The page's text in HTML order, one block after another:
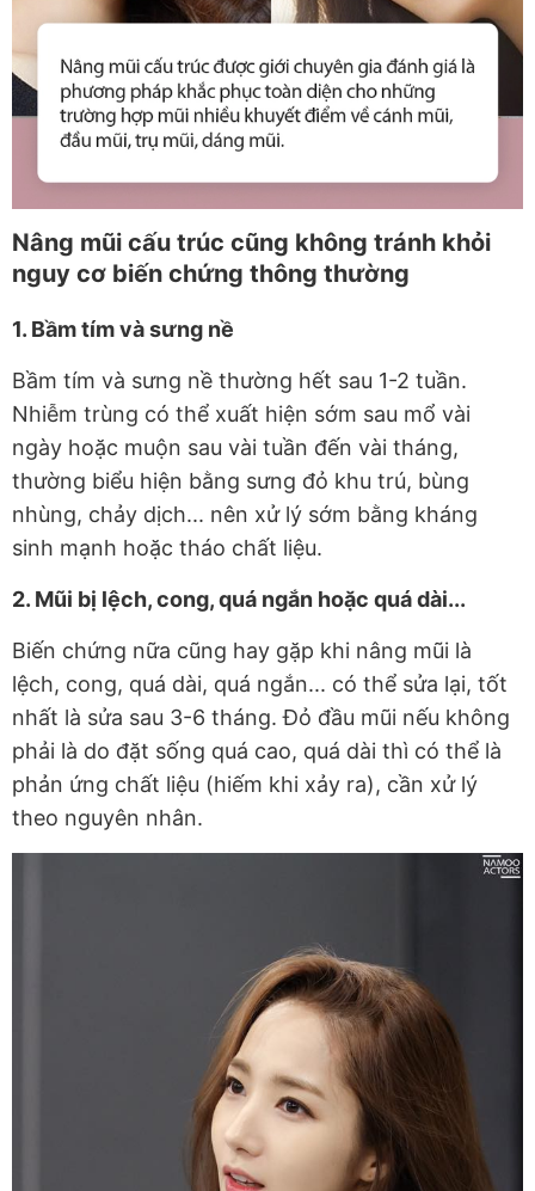
Nâng mũi cấu trúc cũng không tránh khỏi
nguy cơ biến chứng thông thường
1. Bầm tím và sưng nề
Bầm tím và sưng nề thường hết sau 1-2 tuần.
Nhiễm trùng có thể xuất hiện sớm sau mổ vài
ngày hoặc muộn sau vài tuần đến vài tháng,
thường biểu hiện bằng sưng đỏ khu trú, bùng
nhùng, chảy dịch... nên xử lý sớm bằng kháng
sinh mạnh hoặc tháo chất liệu.
2. Mũi bị lệch, cong, quá ngắn hoặc quá dài...
Biến chứng nữa cũng hay gặp khi nâng mũi là
lệch, cong, quá dài, quá ngắn... có thể sửa lại, tốt
nhất là sửa sau 3-6 tháng. Đỏ đầu mũi nếu không
phải là do đặt sống quá cao, quá dài thì có thể là
phản ứng chất liệu (hiếm khi xảy ra), cần xử lý
theo nguyên nhân.